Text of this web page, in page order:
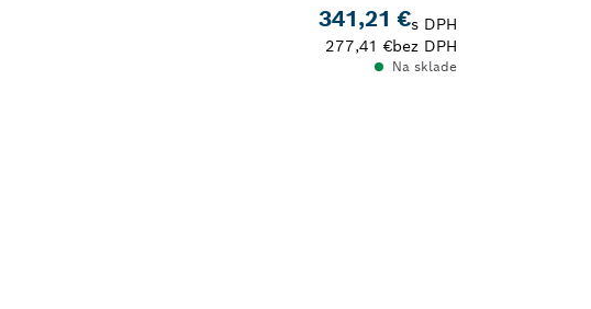
341,21 €s DPH
277,41 €bez DPH
Na sklade